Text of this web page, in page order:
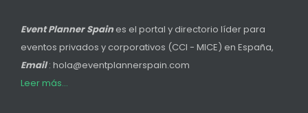
Event Planner Spain es el portal y directorio líder para
eventos privados y corporativos (CCI - MICE) en España,
Email: hola@eventplannerspain.com
Leer más...